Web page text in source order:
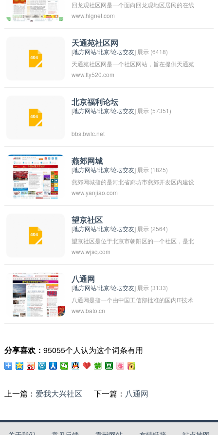
回龙观社区网是一个面向回龙观地区居民的在线
社区平台，提供社区新闻、活动信息、居民互动
以更方便地了解本地区的动态、交流信息和互动
交流，促进社区的发展和居民之间的联系。
www.hlgnet.com
天通苑社区网
[地方网站/北京/论坛交友] 展示 (6418)
天通苑社区网是一个社区网站，旨在提供天通苑
社区居民的生活服务信息、社区活动信息和社区
历、居民求助信息、房屋租售信息等内容，帮助
居民更好地了解社区情况、交流信息，共同打造
www.tty520.com
北京福利论坛
[地方网站/北京/论坛交友] 展示 (57351)
bbs.bwlc.net
燕郊网城
[地方网站/北京/论坛交友] 展示 (1825)
燕郊网城指的是河北省廊坊市燕郊开发区内建设
的一个综合性网络化社区，集合了住宅、商业、
物联网技术，实现了智能化管理和服务，为居民
提供更便捷、舒适的生活体验。
www.yanjiao.com
望京社区
[地方网站/北京/论坛交友] 展示 (2564)
望京社区是位于北京市朝阳区的一个社区，是北
京市比较知名的高档居住区之一。这里环境优
方。望京社区周边有许多商业设施和休闲娱乐场
所，生活非常方便。同时，这里也有很多知名企
业和外企的办公楼，是一个融合居住和商业的现
代社区。
www.wjsq.com
八通网
[地方网站/北京/论坛交友] 展示 (3133)
八通网是指一个由中国工信部批准的国内IT技术
服务网站。它是一个专注于互联网技术研究和信
动互联网行业的发展，为企业和个人提供优质的
技术服务和咨询。
www.bato.cn
分享喜欢： 95055个人认为这个词条有用
上一篇： 爱我大兴社区 下一篇： 八通网